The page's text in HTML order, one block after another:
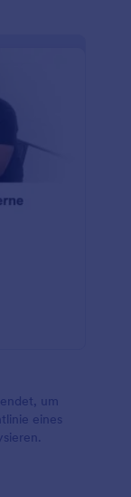
um
eines